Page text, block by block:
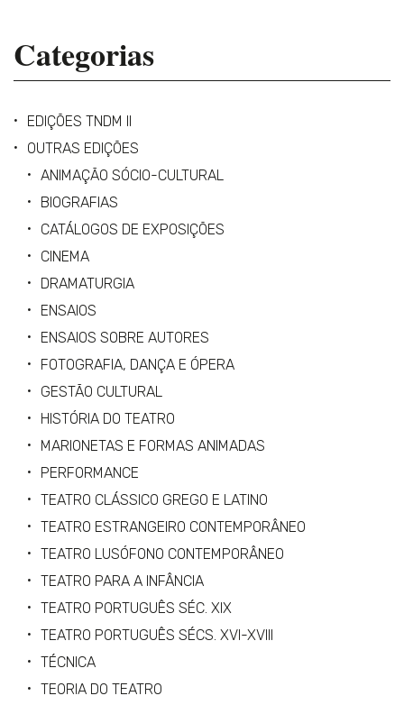
Categorias
EDIÇÕES TNDM II
OUTRAS EDIÇÕES
ANIMAÇÃO SÓCIO-CULTURAL
BIOGRAFIAS
CATÁLOGOS DE EXPOSIÇÕES
CINEMA
DRAMATURGIA
ENSAIOS
ENSAIOS SOBRE AUTORES
FOTOGRAFIA, DANÇA E ÓPERA
GESTÃO CULTURAL
HISTÓRIA DO TEATRO
MARIONETAS E FORMAS ANIMADAS
PERFORMANCE
TEATRO CLÁSSICO GREGO E LATINO
TEATRO ESTRANGEIRO CONTEMPORÂNEO
TEATRO LUSÓFONO CONTEMPORÂNEO
TEATRO PARA A INFÂNCIA
TEATRO PORTUGUÊS SÉC. XIX
TEATRO PORTUGUÊS SÉCS. XVI-XVIII
TÉCNICA
TEORIA DO TEATRO